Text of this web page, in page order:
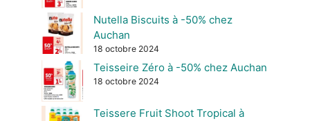
Nutella Biscuits à -50% chez
Auchan
18 octobre 2024
Teisseire Zéro à -50% chez Auchan
18 octobre 2024
Teissere Fruit Shoot Tropical à